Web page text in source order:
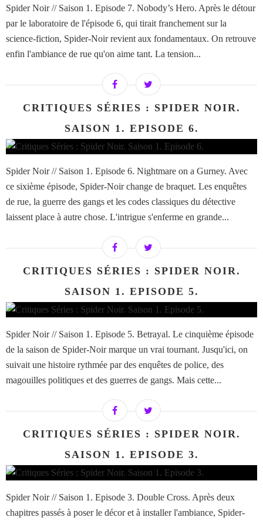
Spider Noir // Saison 1. Episode 7. Nobody’s Hero. Après le détour
par le laboratoire de l'épisode 6, qui tirait franchement sur la
science-fiction, Spider-Noir revient aux fondamentaux. On retrouve
enfin l'ambiance de rue qu'on aime tant. La tension...
CRITIQUES SÉRIES : SPIDER NOIR.
SAISON 1. EPISODE 6.
Spider Noir // Saison 1. Episode 6. Nightmare on a Gurney. Avec
ce sixième épisode, Spider-Noir change de braquet. Les enquêtes
de rue, la guerre des gangs et les codes classiques du détective
laissent place à autre chose. L'intrigue s'enferme en grande...
CRITIQUES SÉRIES : SPIDER NOIR.
SAISON 1. EPISODE 5.
Spider Noir // Saison 1. Episode 5. Betrayal. Le cinquième épisode
de la saison de Spider-Noir marque un vrai tournant. Jusqu'ici, on
suivait une histoire rythmée par des enquêtes de police, des
magouilles politiques et des guerres de gangs. Mais cette...
CRITIQUES SÉRIES : SPIDER NOIR.
SAISON 1. EPISODE 3.
Spider Noir // Saison 1. Episode 3. Double Cross. Après deux
chapitres passés à poser le décor et à installer l'ambiance, Spider-